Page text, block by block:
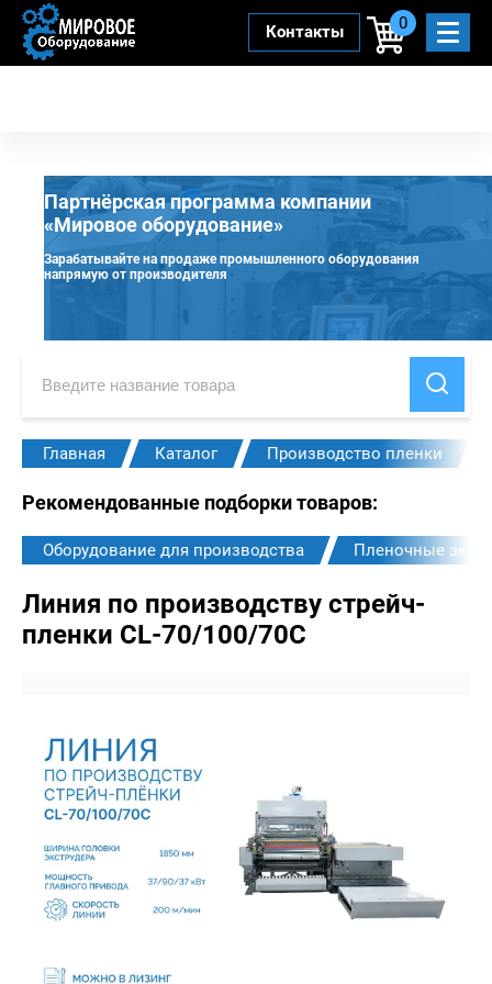
Контакты 0
Партнёрская программа компании
«Мировое оборудование»
Зарабатывайте на продаже промышленного оборудования
напрямую от производителя
Главная Каталог Производство пленки
Рекомендованные подборки товаров:
Оборудование для производства Пленочные
Линия по производству стрейч-
пленки CL-70/100/70C